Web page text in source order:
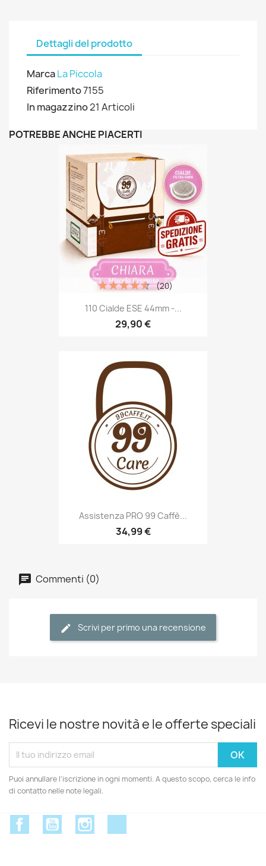
Dettagli del prodotto
MarcaLa Piccola
Riferimento7155
In magazzino21 Articoli
POTREBBE ANCHE PIACERTI
110 Cialde ESE 44mm -...
29,90 €
(20)
Assistenza PRO 99 Caffè...
34,99 €
Commenti (0)
Scrivi per primo una recensione
Ricevi le nostre novità e le offerte speciali
Puoi annullare l'iscrizione in ogni momenti. A questo scopo, cerca le info
di contatto nelle note legali.
FacebookYouTube